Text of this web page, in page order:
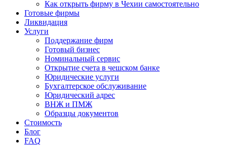
Как открыть фирму в Чехии самостоятельно
Готовые фирмы
Ликвидация
Услуги
Поддержание фирм
Готовый бизнес
Номинальный сервис
Открытие счета в чешском банке
Юридические услуги
Бухгалтерское обслуживание
Юридический адрес
ВНЖ и ПМЖ
Образцы документов
Стоимость
Блог
FAQ